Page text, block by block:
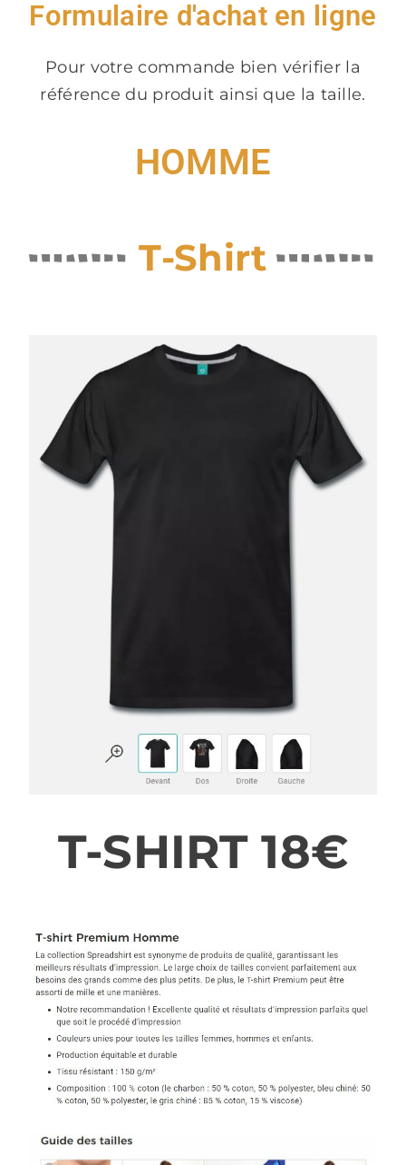
Formulaire d'achat en ligne
Pour votre commande bien vérifier la
référence du produit ainsi que la taille.
HOMME
T-Shirt
T-SHIRT 18€